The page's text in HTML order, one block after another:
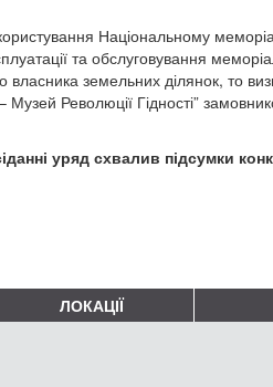
Національному
та обслуговування
власника земельних ділянок, то
Музей Революції Гідності”
уряд схвалив підсумки
ЛОКАЦІЇ